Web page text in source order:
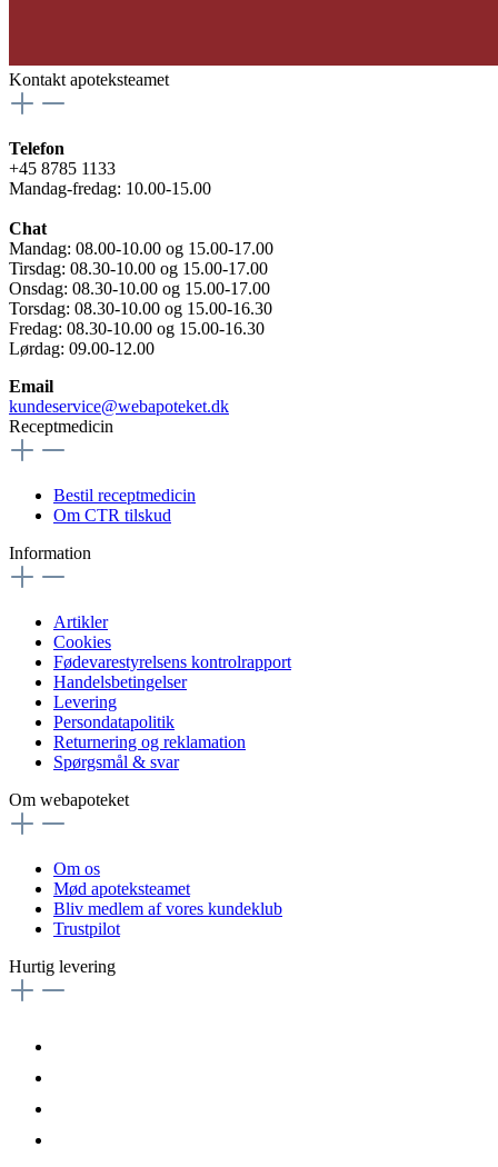
Kontakt apoteksteamet
Telefon
+45 8785 1133
Mandag-fredag: 10.00-15.00
Chat
Mandag: 08.00-10.00 og 15.00-17.00
Tirsdag: 08.30-10.00 og 15.00-17.00
Onsdag: 08.30-10.00 og 15.00-17.00
Torsdag: 08.30-10.00 og 15.00-16.30
Fredag: 08.30-10.00 og 15.00-16.30
Lørdag: 09.00-12.00
Email
kundeservice@webapoteket.dk
Receptmedicin
Bestil receptmedicin
Om CTR tilskud
Information
Artikler
Cookies
Fødevarestyrelsens kontrolrapport
Handelsbetingelser
Levering
Persondatapolitik
Returnering og reklamation
Spørgsmål & svar
Om webapoteket
Om os
Mød apoteksteamet
Bliv medlem af vores kundeklub
Trustpilot
Hurtig levering